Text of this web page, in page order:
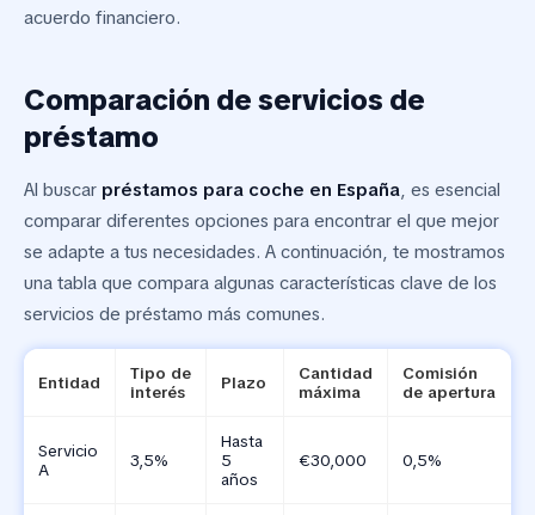
acuerdo financiero.
Comparación de servicios de
préstamo
Al buscar préstamos para coche en España, es esencial
comparar diferentes opciones para encontrar el que mejor
se adapte a tus necesidades. A continuación, te mostramos
una tabla que compara algunas características clave de los
servicios de préstamo más comunes.
Entidad
Tipo de
interés
Plazo
Cantidad
máxima
Comisión
de apertura
Servicio
A
3,5%
Hasta
5
años
€30,000 0,5%